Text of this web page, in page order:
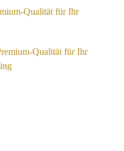
Qualität für Ihr